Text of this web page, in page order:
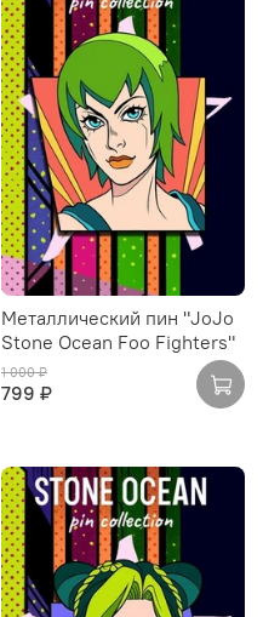
Металлический пин "JoJo
Stone Ocean Foo Fighters"
1 000 ₽
799 ₽